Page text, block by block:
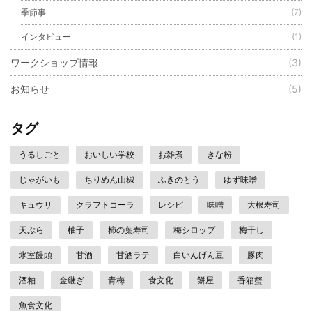
季節事 (7)
インタビュー (1)
ワークショップ情報 (3)
お知らせ (5)
タグ
うるしごと おいしい学校 お雑煮 きな粉
じゃがいも ちりめん山椒 ふきのとう ゆず味噌
キュウリ クラフトコーラ レシピ 味噌 大根寿司
天ぷら 柚子 柿の葉寿司 梅シロップ 梅干し
氷室饅頭 甘酒 甘酒ラテ 白いんげん豆 豚肉
酒粕 金継ぎ 青梅 食文化 餅屋 香箱蟹
魚食文化